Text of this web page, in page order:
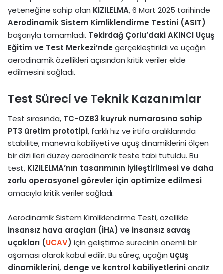
yeteneğine sahip olan KIZILELMA, 6 Mart 2025 tarihinde
Aerodinamik Sistem Kimliklendirme Testini (ASIT)
başarıyla tamamladı. Tekirdağ Çorlu’daki AKINCI Uçuş
Eğitim ve Test Merkezi’ndegerçekleştirildi ve uçağın
aerodinamik özellikleri açısından kritik veriler elde
edilmesini sağladı.
Test Süreci ve Teknik Kazanımlar
Test sırasında, TC-OZB3 kuyruk numarasına sahip
PT3 üretim prototipi, farklı hız ve irtifa aralıklarında
stabilite, manevra kabiliyeti ve uçuş dinamiklerini ölçen
bir dizi ileri düzey aerodinamik teste tabi tutuldu. Bu
test, KIZILELMA’nın tasarımının iyileştirilmesi ve daha
zorlu operasyonel görevler için optimize edilmesi
amacıyla kritik veriler sağladı.
Aerodinamik Sistem Kimliklendirme Testi, özellikle
insansız hava araçları (İHA) ve insansız savaş
uçakları (UCAV) için geliştirme sürecinin önemli bir
aşaması olarak kabul edilir. Bu süreç, uçağın uçuş
dinamiklerini, denge ve kontrol kabiliyetlerinianaliz